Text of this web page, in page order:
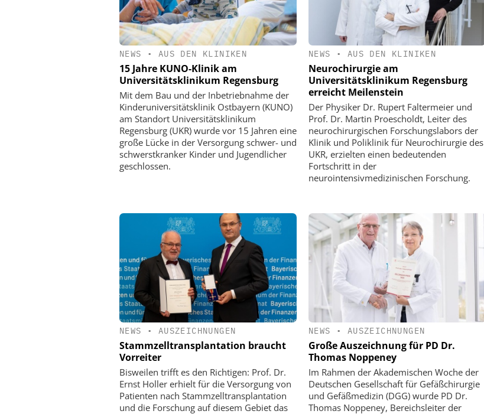
NEWS • AUS DEN KLINIKEN
15 Jahre KUNO-Klinik am
Universitätsklinikum Regensburg
Mit dem Bau und der Inbetriebnahme der
Kinderuniversitätsklinik Ostbayern (KUNO)
am Standort Universitätsklinikum
Regensburg (UKR) wurde vor 15 Jahren eine
große Lücke in der Versorgung schwer- und
schwerstkranker Kinder und Jugendlicher
geschlossen.
NEWS • AUS DEN KLINIKEN
Neurochirurgie am
Universitätsklinikum Regensburg
erreicht Meilenstein
Der Physiker Dr. Rupert Faltermeier und
Prof. Dr. Martin Proescholdt, Leiter des
neurochirurgischen Forschungslabors der
Klinik und Poliklinik für Neurochirurgie des
UKR, erzielten einen bedeutenden
Fortschritt in der
neurointensivmedizinischen Forschung.
NEWS • AUSZEICHNUNGEN
Stammzelltransplantation braucht
Vorreiter
Bisweilen trifft es den Richtigen: Prof. Dr.
Ernst Holler erhielt für die Versorgung von
Patienten nach Stammzelltransplantation
und die Forschung auf diesem Gebiet das
NEWS • AUSZEICHNUNGEN
Große Auszeichnung für PD Dr.
Thomas Noppeney
Im Rahmen der Akademischen Woche der
Deutschen Gesellschaft für Gefäßchirurgie
und Gefäßmedizin (DGG) wurde PD Dr.
Thomas Noppeney, Bereichsleiter der